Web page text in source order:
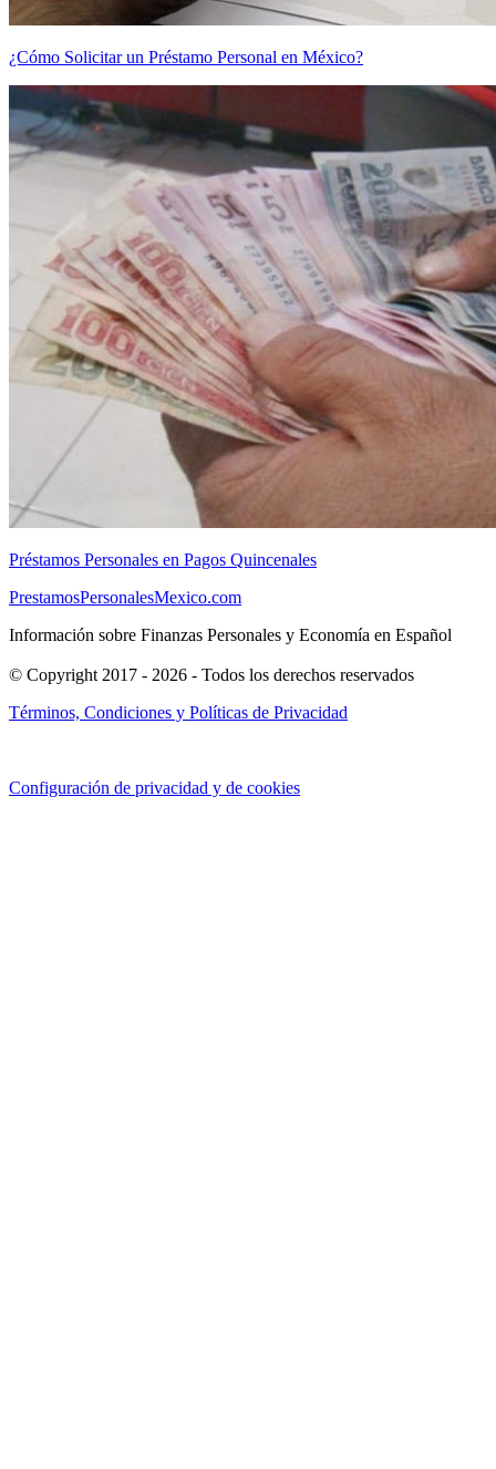
¿Cómo Solicitar un Préstamo Personal en México?
Préstamos Personales en Pagos Quincenales
PrestamosPersonalesMexico.com
Información sobre Finanzas Personales y Economía en Español
© Copyright 2017 - 2026 - Todos los derechos reservados
Términos, Condiciones y Políticas de Privacidad
Configuración de privacidad y de cookies